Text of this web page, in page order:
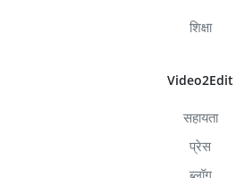
शिक्षा
Video2Edit
सहायता
प्रेस